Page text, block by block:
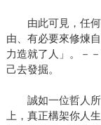
由此可見，任何
由、有必要來修煉
力造就了人」。－
己去發掘。
誠如一位哲人所
上，真正構架你人